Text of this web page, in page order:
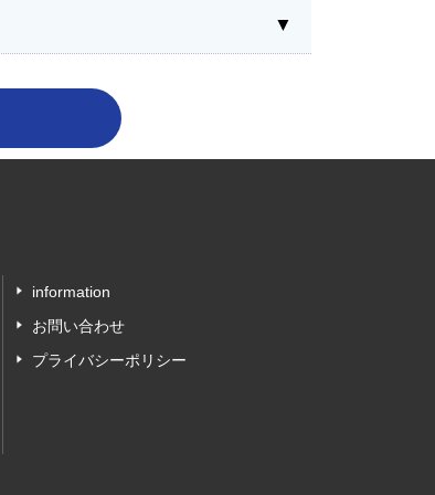
information
お問い合わせ
プライバシーポリシー